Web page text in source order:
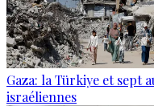
Gaza: la Türkiye et sept
israéliennes